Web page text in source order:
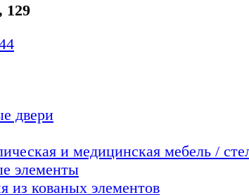
129
двери
и медицинская мебель /
элементы
из кованых элементов